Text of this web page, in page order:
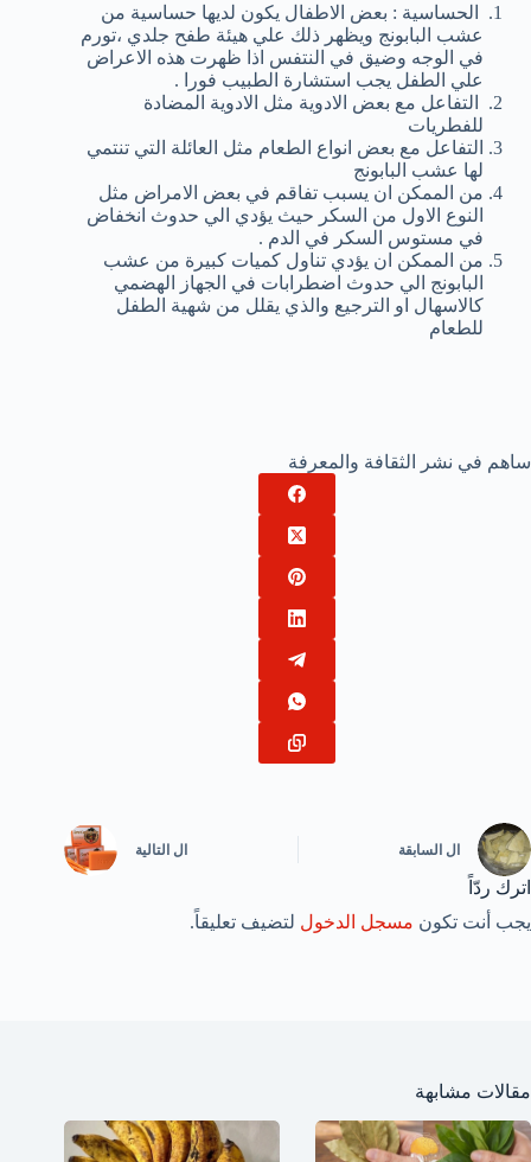
الحساسية : بعض الاطفال يكون لديها حساسية من
عشب البابونج ويظهر ذلك علي هيئة طفح جلدي ،تورم
في الوجه وضيق في النتفس اذا ظهرت هذه الاعراض
علي الطفل يجب استشارة الطبيب فورا .
التفاعل مع بعض الادوية مثل الادوية المضادة
للفطريات
التفاعل مع بعض انواع الطعام مثل العائلة التي تنتمي
لها عشب البابونج
من الممكن ان يسبب تفاقم في بعض الامراض مثل
النوع الاول من السكر حيث يؤدي الي حدوث انخفاض
في مستوس السكر في الدم .
من الممكن ان يؤدي تناول كميات كبيرة من عشب
البابونج الي حدوث اضطرابات في الجهاز الهضمي
كالاسهال او الترجيع والذي يقلل من شهية الطفل
للطعام
ساهم في نشر الثقافة والمعرفة
ال السابقة ال التالية
اترك ردّاً
يجب أنت تكون مسجل الدخول لتضيف تعليقاً.
مقالات مشابهة